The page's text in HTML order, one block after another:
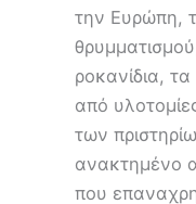
την Ευρώπη,
ροκανίδια,
από
των
ανακτημένο
που